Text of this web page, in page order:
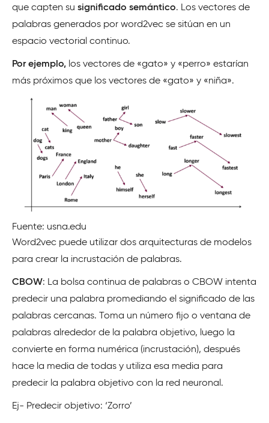
que capten su significado semántico. Los vectores de
palabras generados por word2vec se sitúan en un
espacio vectorial continuo.
Por ejemplo, los vectores de «gato» y «perro» estarían
más próximos que los vectores de «gato» y «niña».
Fuente: usna.edu
Word2vec puede utilizar dos arquitecturas de modelos
para crear la incrustación de palabras.
CBOW: La bolsa continua de palabras o CBOW intenta
predecir una palabra promediando el significado de las
palabras cercanas. Toma un número fijo o ventana de
palabras alrededor de la palabra objetivo, luego la
convierte en forma numérica (incrustación), después
hace la media de todas y utiliza esa media para
predecir la palabra objetivo con la red neuronal.
Ej- Predecir objetivo: ‘Zorro’